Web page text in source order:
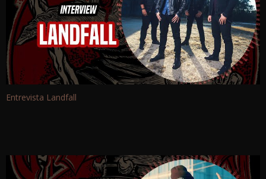
Entrevista Landfall